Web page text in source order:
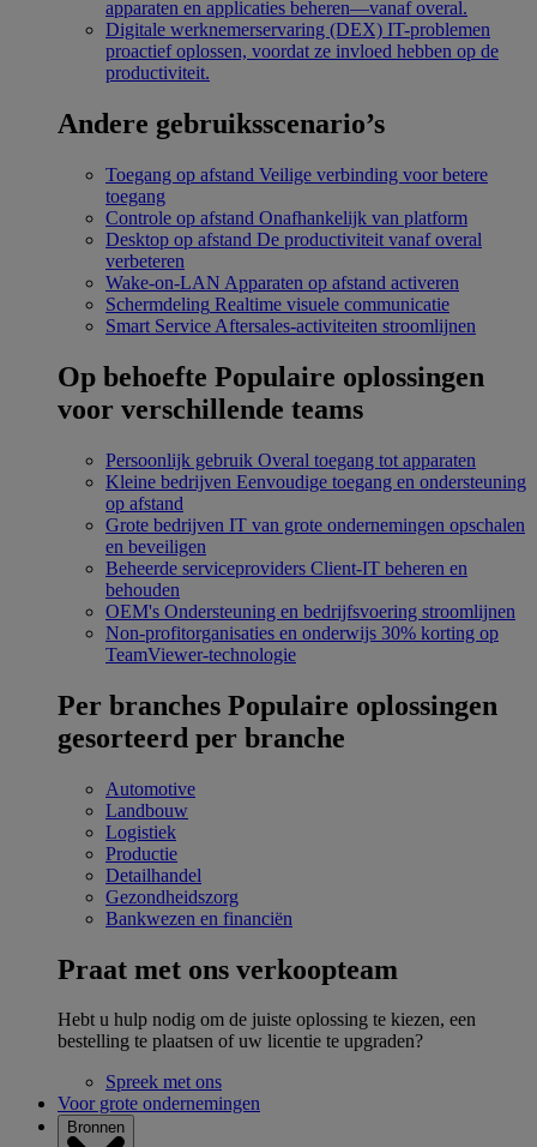
apparaten en applicaties beheren—vanaf overal.
Digitale werknemerservaring (DEX) IT-problemen
proactief oplossen, voordat ze invloed hebben op de
productiviteit.
Andere gebruiksscenario’s
Toegang op afstand Veilige verbinding voor betere
toegang
Controle op afstand Onafhankelijk van platform
Desktop op afstand De productiviteit vanaf overal
verbeteren
Wake-on-LAN Apparaten op afstand activeren
Schermdeling Realtime visuele communicatie
Smart Service Aftersales-activiteiten stroomlijnen
Op behoefte Populaire oplossingen
voor verschillende teams
Persoonlijk gebruik Overal toegang tot apparaten
Kleine bedrijven Eenvoudige toegang en ondersteuning
op afstand
Grote bedrijven IT van grote ondernemingen opschalen
en beveiligen
Beheerde serviceproviders Client-IT beheren en
behouden
OEM's Ondersteuning en bedrijfsvoering stroomlijnen
Non-profitorganisaties en onderwijs 30% korting op
TeamViewer-technologie
Per branches Populaire oplossingen
gesorteerd per branche
Automotive
Landbouw
Logistiek
Productie
Detailhandel
Gezondheidszorg
Bankwezen en financiën
Praat met ons verkoopteam
Hebt u hulp nodig om de juiste oplossing te kiezen, een
bestelling te plaatsen of uw licentie te upgraden?
Spreek met ons
Voor grote ondernemingen
Bronnen